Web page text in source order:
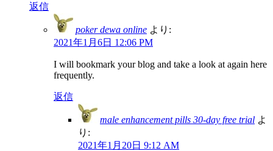
返信
poker dewa online より:
2021年1月6日 12:06 PM
I will bookmark your blog and take a look at again here
frequently.
返信
male enhancement pills 30-day free trial よ
り:
2021年1月20日 9:12 AM